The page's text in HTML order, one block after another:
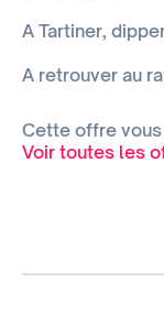
A Tartiner,
A retrouver au
Cette offre
Voir toutes les